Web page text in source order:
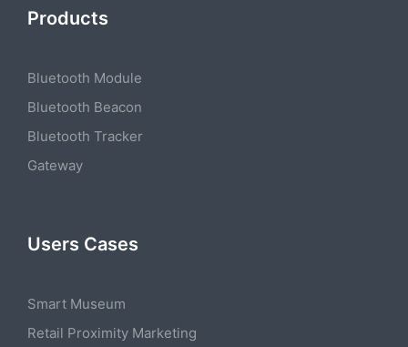
Products
Bluetooth Module
Bluetooth Beacon
Bluetooth Tracker
Gateway
Users Cases
Smart Museum
Retail Proximity Marketing